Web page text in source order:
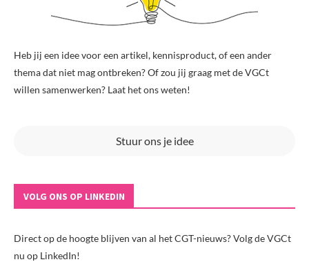
Heb jij een idee voor een artikel, kennisproduct, of een ander
thema dat niet mag ontbreken? Of zou jij graag met de VGCt
willen samenwerken? Laat het ons weten!
Stuur ons je idee
VOLG ONS OP LINKEDIN
Direct op de hoogte blijven van al het CGT-nieuws? Volg de VGCt
nu op LinkedIn!